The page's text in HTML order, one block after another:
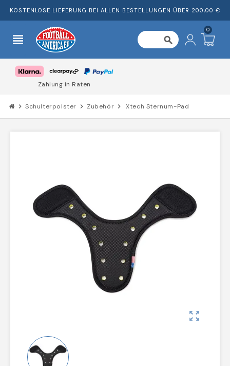
KOSTENLOSE LIEFERUNG BEI ALLEN BESTELLUNGEN ÜBER 200,00 €
view_headline search
0
chevron_right Schulterpolster chevron_right Zubehör chevron_right Xtech Sternum-Pad
zoom_out_map